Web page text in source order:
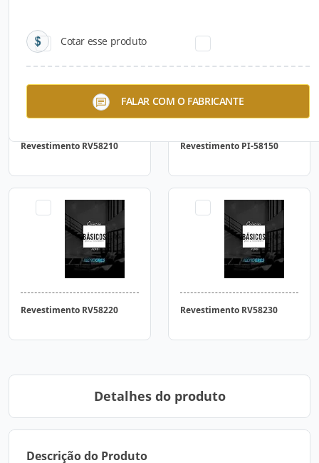
Cotar esse produto
FALAR COM O FABRICANTE
Revestimento RV58210 Revestimento PI-58150
Revestimento RV58220 Revestimento RV58230
Detalhes do produto
Descrição do Produto